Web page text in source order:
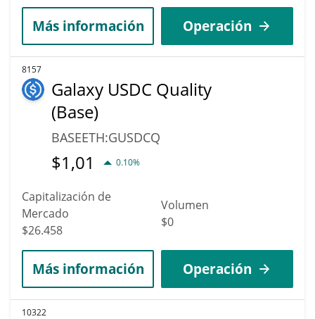
Más información Operación
8157
Galaxy USDC Quality
(Base)
BASEETH:GUSDCQ
$1,01 0.10%
Capitalización de
Mercado
$26.458
Volumen
$0
Más información Operación
10322